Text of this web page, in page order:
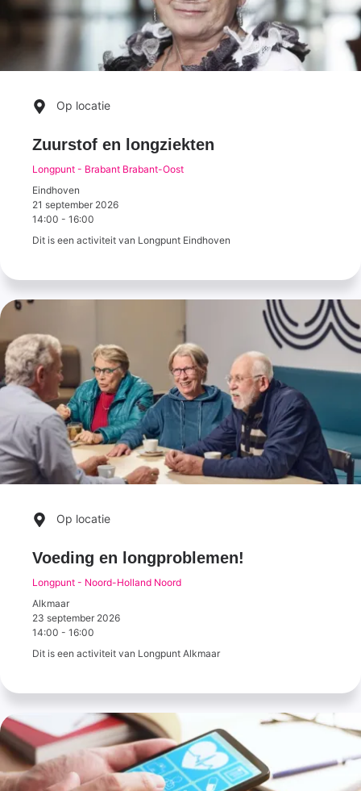
Op locatie
Zuurstof en longziekten
Longpunt - Brabant Brabant-Oost
Eindhoven
21 september 2026
14:00 - 16:00
Dit is een activiteit van Longpunt Eindhoven
Op locatie
Voeding en longproblemen!
Longpunt - Noord-Holland Noord
Alkmaar
23 september 2026
14:00 - 16:00
Dit is een activiteit van Longpunt Alkmaar